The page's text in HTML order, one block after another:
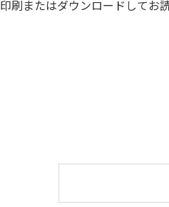
刷またはダウンロードしてお